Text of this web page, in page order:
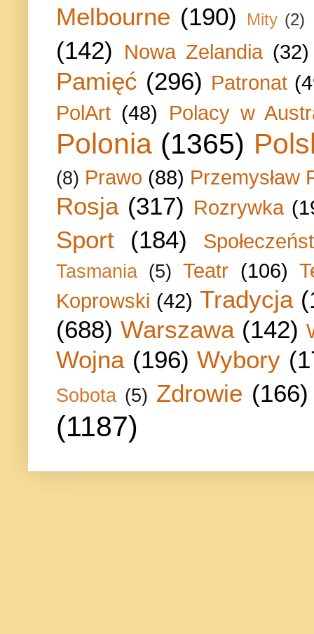
Melbourne (190) Mity (2)
(142) Nowa Zelandia (32)
Pamięć (296) Patronat
PolArt (48) Polacy w
Polonia (1365)
(8) Prawo (88) Przemysław
Rosja (317) Rozrywka
Sport (184)
Tasmania (5) Teatr (106)
Koprowski (42) Tradycja
(688) Warszawa (142)
Wojna (196) Wybory
Sobota (5) Zdrowie (166)
(1187)